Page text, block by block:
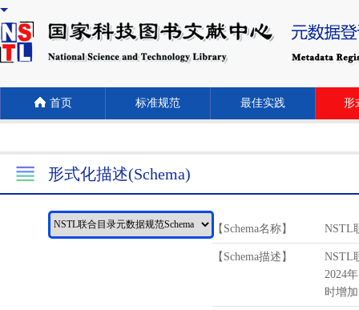
首页 标准规范 最佳实践 形
形式化描述(Schema)
【Schema名称】 NSTL
【Schema描述】
NSTL
2024
时增